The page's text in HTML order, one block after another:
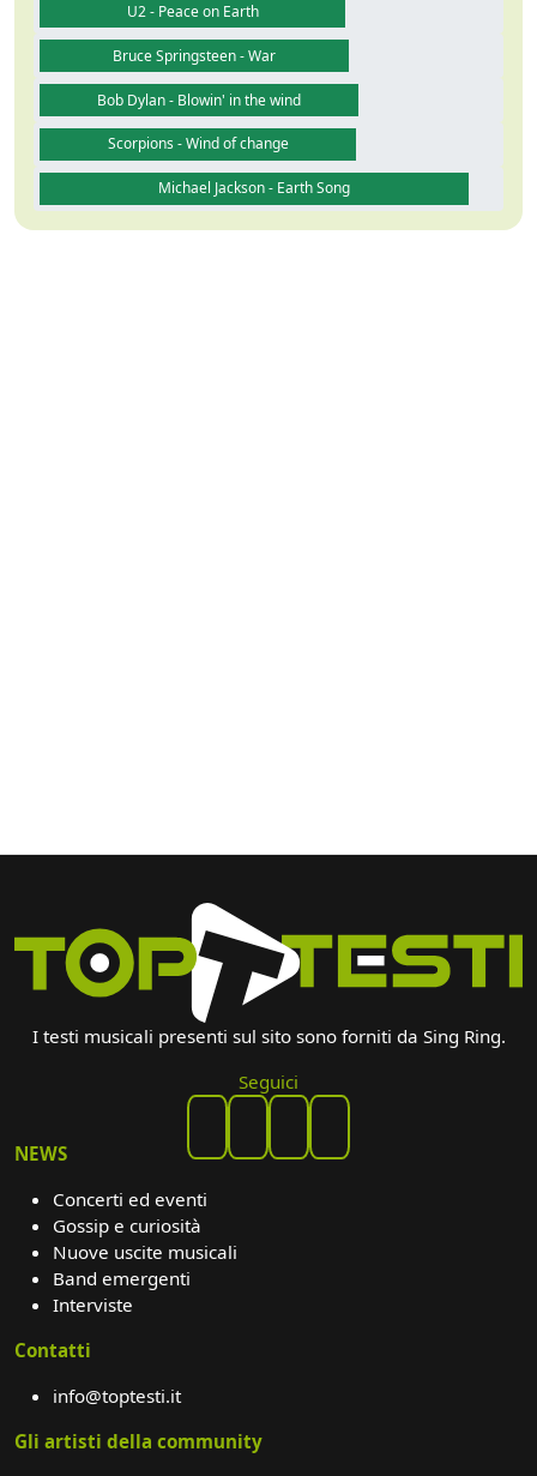
U2 - Peace on Earth
Bruce Springsteen - War
Bob Dylan - Blowin' in the wind
Scorpions - Wind of change
Michael Jackson - Earth Song
I testi musicali presenti sul sito sono forniti da Sing Ring.
Seguici
NEWS
Concerti ed eventi
Gossip e curiosità
Nuove uscite musicali
Band emergenti
Interviste
Contatti
info@toptesti.it
Gli artisti della community